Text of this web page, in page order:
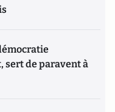
sert de paravent à